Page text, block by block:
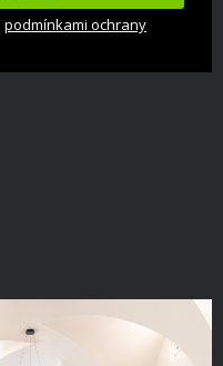
podmínkami ochrany